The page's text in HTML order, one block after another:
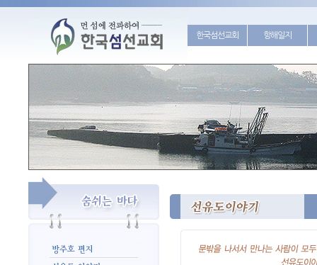
한국섬선교회 항해일지